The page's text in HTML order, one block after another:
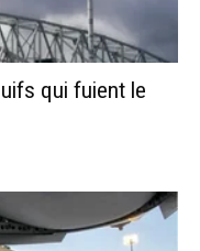
qui fuient le